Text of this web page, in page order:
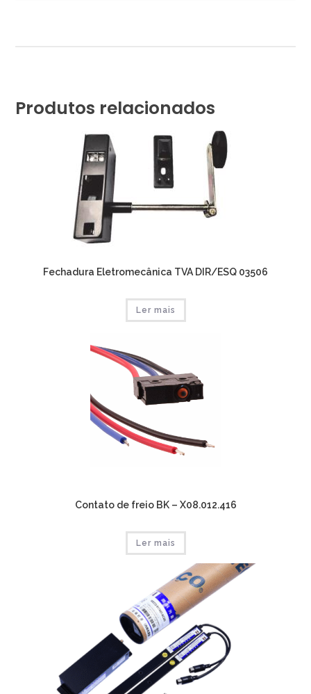
Produtos relacionados
Fechadura Eletromecânica TVA DIR/ESQ 03506
Ler mais
Contato de freio BK – X08.012.416
Ler mais